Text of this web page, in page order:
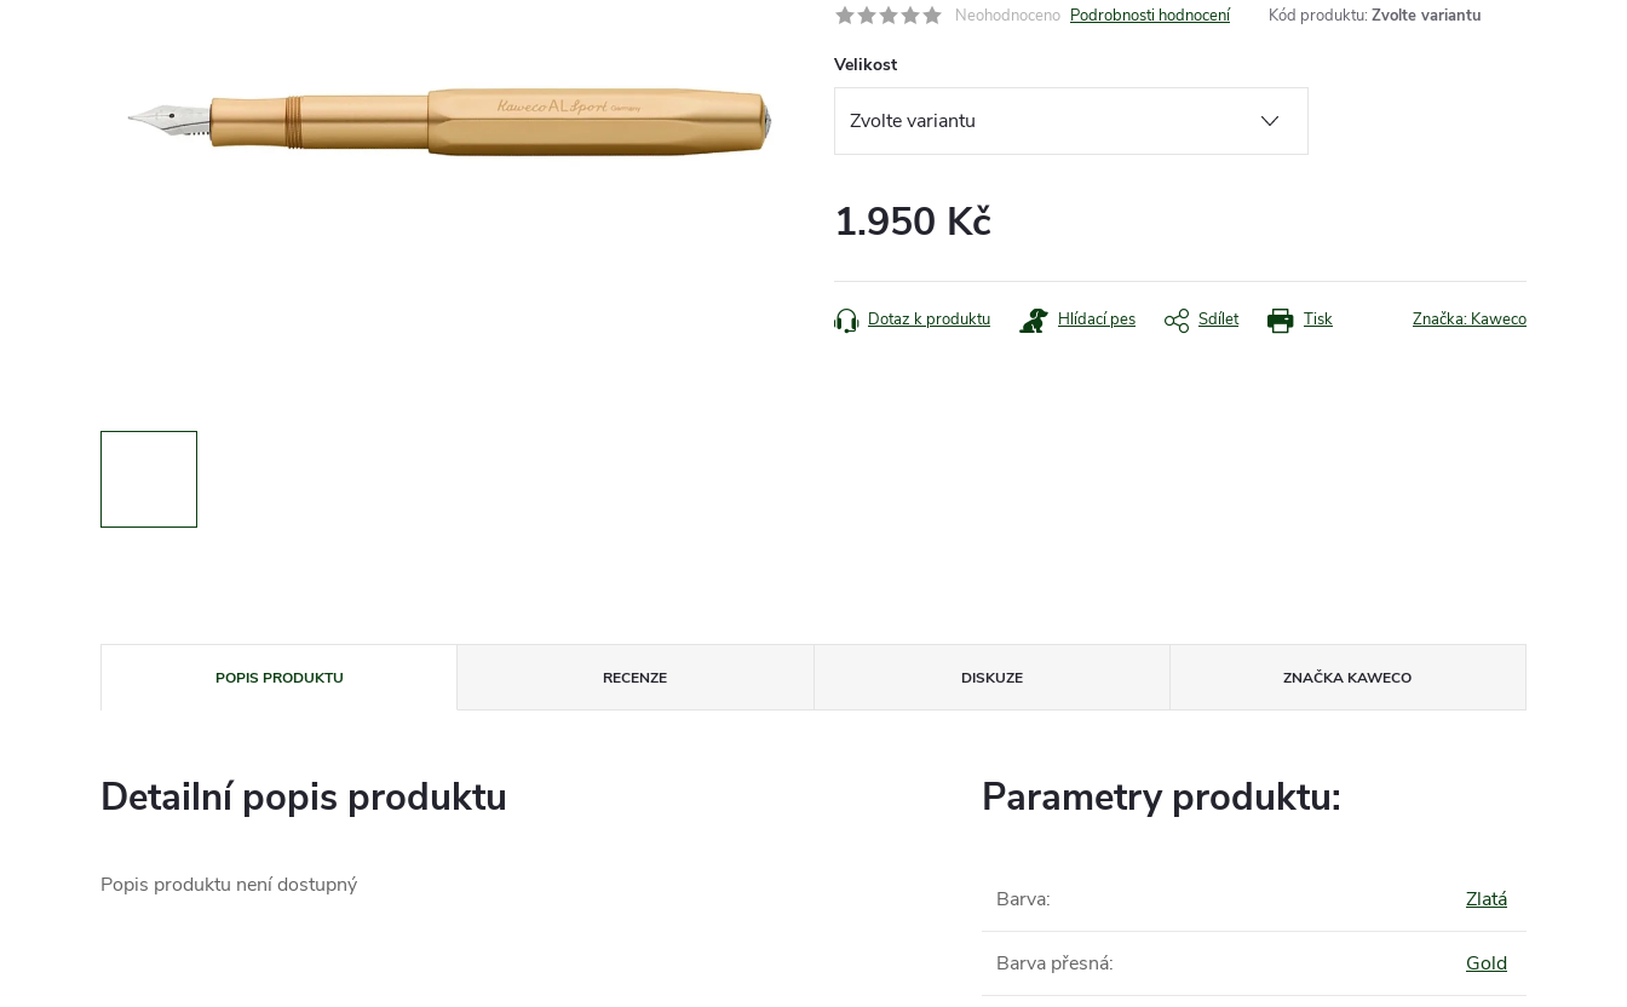
Neohodnoceno Podrobnosti hodnocení Kód produktu: Zvolte variantu
Velikost
1.950 Kč
cena:
Tisk
Dotaz k produktu Hlídací pes Sdílet Značka: Kaweco
POPIS PRODUKTU RECENZE DISKUZE ZNAČKA KAWECO
Detailní popis produktu
Popis produktu není dostupný
Parametry produktu:
Barva: Zlatá
Barva přesná: Gold